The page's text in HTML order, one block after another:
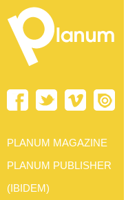
PLANUM MAGAZINE
PLANUM PUBLISHER
(IBIDEM)